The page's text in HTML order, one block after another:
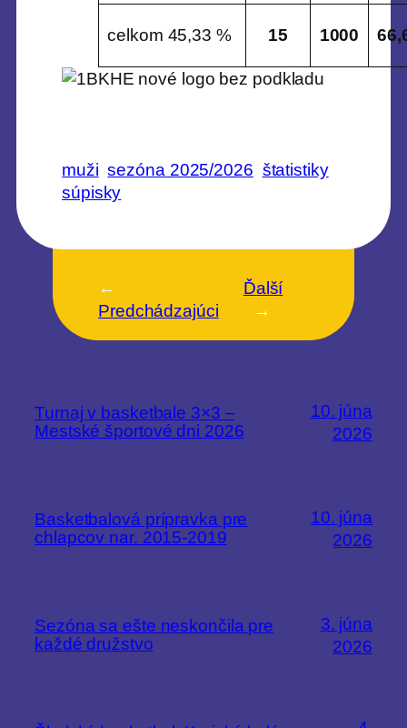
celkom 45,33 % 15 1000
muži sezóna 2025/2026 štatistiky
súpisky
←
Predchádzajúci
Ďalší
→
Turnaj v basketbale 3×3 –
Mestské športové dni 2026
10. júna
2026
Basketbalová prípravka pre
chlapcov nar. 2015-2019
10. júna
2026
Sezóna sa ešte neskončila pre
každé družstvo
3. júna
2026